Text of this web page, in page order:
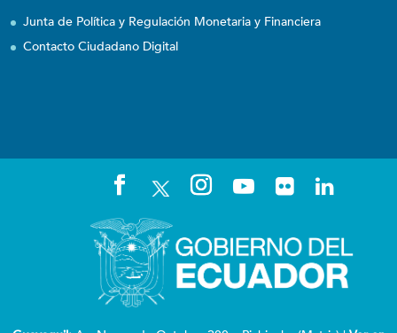
Junta de Política y Regulación Monetaria y Financiera
Contacto Ciudadano Digital